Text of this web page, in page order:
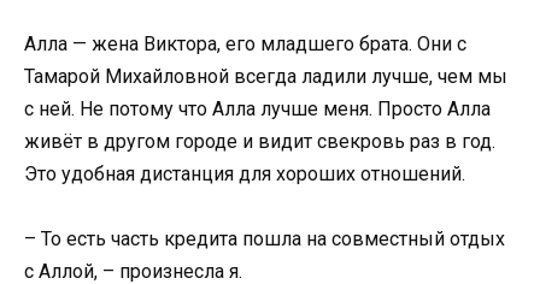
Алла — жена Виктора, его младшего брата. Они с
Тамарой Михайловной всегда ладили лучше, чем мы
с ней. Не потому что Алла лучше меня. Просто Алла
живёт в другом городе и видит свекровь раз в год.
Это удобная дистанция для хороших отношений.
– То есть часть кредита пошла на совместный отдых
с Аллой, – произнесла я.